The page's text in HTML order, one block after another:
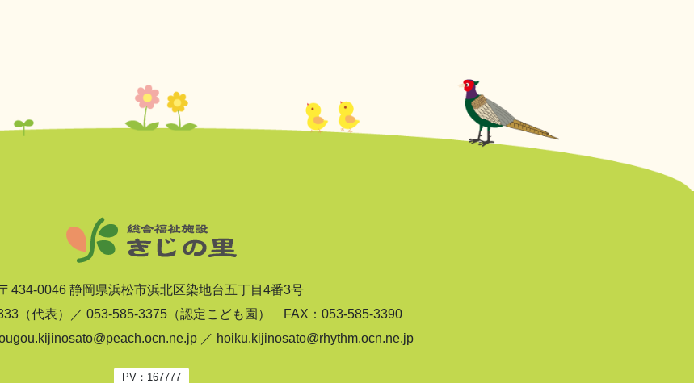
〒434-0046 静岡県浜松市浜北区染地台五丁目4番3号
（代表）／ 053-585-3375（認定こども園） FAX：053-585-3390
／ hoiku.kijinosato@rhythm.ocn.ne.jp
PV： 167777